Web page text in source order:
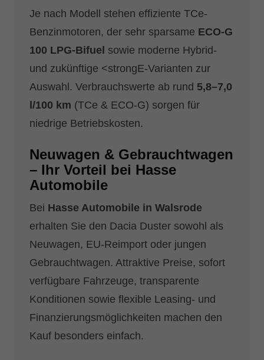
Je nach Modell stehen effiziente TCe-
Benzinmotoren, der sehr sparsame ECO-G
100 LPG-Bifuel sowie moderne Hybrid-
und zukünftige <strongE-Varianten zur
Auswahl. Verbrauchswerte ab rund 5,8–7,0
l/100 km (TCe & ECO-G) sorgen für
niedrige Betriebskosten.
Neuwagen & Gebrauchtwagen
– Ihr Vorteil bei Hasse
Automobile
Bei Hasse Automobile in Walsrode
erhalten Sie den Dacia Duster sowohl als
Neuwagen, EU-Reimport oder jungen
Gebrauchtwagen. Attraktive Preise, sofort
verfügbare Fahrzeuge, transparente
Konditionen sowie flexible Leasing- und
Finanzierungsmöglichkeiten machen den
Kauf besonders einfach.